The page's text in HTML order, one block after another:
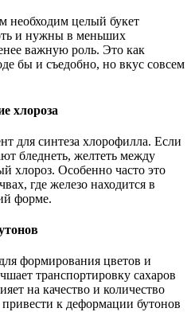
необходим целый букет
и нужны в меньших
важную роль. Это как
бы и съедобно, но вкус совсем
хлороза
для синтеза хлорофилла. Если
бледнеть, желтеть между
хлороз. Особенно часто это
где железо находится в
форме.
формирования цветов и
транспортировку сахаров
на качество и количество
к деформации бутонов